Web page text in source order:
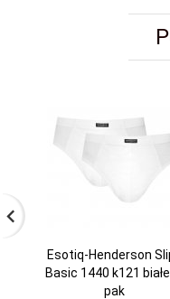
Esotiq-Henderson
Basic 1440 k121
pak